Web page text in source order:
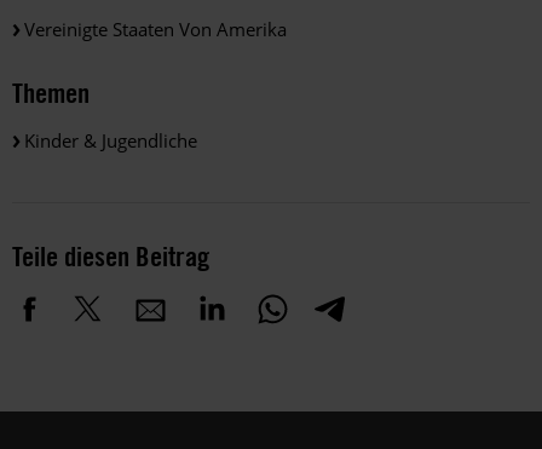
Vereinigte Staaten Von Amerika
Themen
Kinder & Jugendliche
Teile diesen Beitrag